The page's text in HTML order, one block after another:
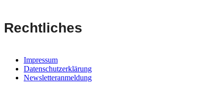
Rechtliches
Impressum
Datenschutzerklärung
Newsletteranmeldung